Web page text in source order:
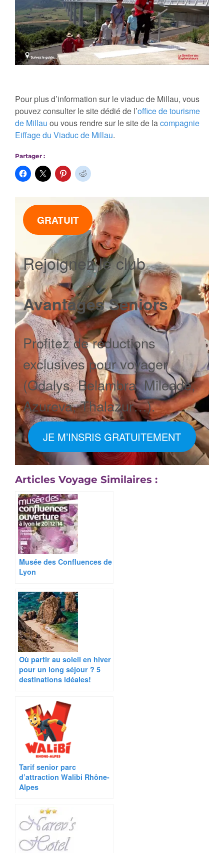
Pour plus d’information sur le viaduc de Millau, vous
pouvez consulter le site dédié de l’office de tourisme
de Millau ou vous rendre sur le site de lacompagnie
Eiffage du Viaduc de Millau.
Partager :
GRATUIT
Rejoignez le club
Avantages Seniors
Profitez de réductions
exclusives pour voyager
(Odalys, Belambra, Mileade,
Azureva, Thalazur…).
JE M’INSRIS GRATUITEMENT
Articles Voyage Similaires :
Musée des Confluences de
Lyon
Où partir au soleil en hiver
pour un long séjour ? 5
destinations idéales!
Tarif senior parc
d’attraction Walibi Rhône-
Alpes